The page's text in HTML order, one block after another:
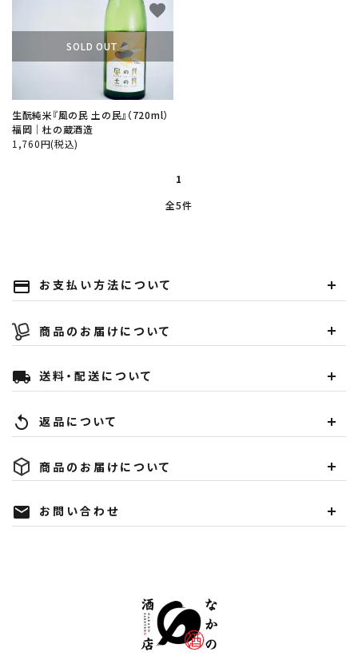
SOLD OUT
生酛純米『風の民 土の民』（720ml）
福岡│杜の蔵酒造
1,760円(税込)
favorite
1
全5件
payment お支払い方法について
商品のお届けについて
local_shipping 送料・配送について
replay 返品について
商品のお届けについて
mail お問い合わせ